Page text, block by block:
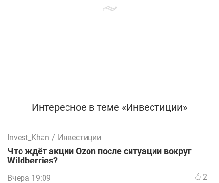
Интересное в теме «Инвестиции»
Invest_Khan / Инвестиции
Что ждёт акции Ozon после ситуации вокруг
Wildberries?
Вчера 19:09 2